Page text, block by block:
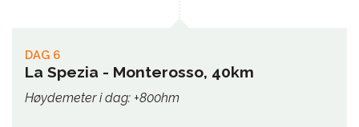
DAG 6
La Spezia - Monterosso, 40km
Høydemeter i dag: +800hm